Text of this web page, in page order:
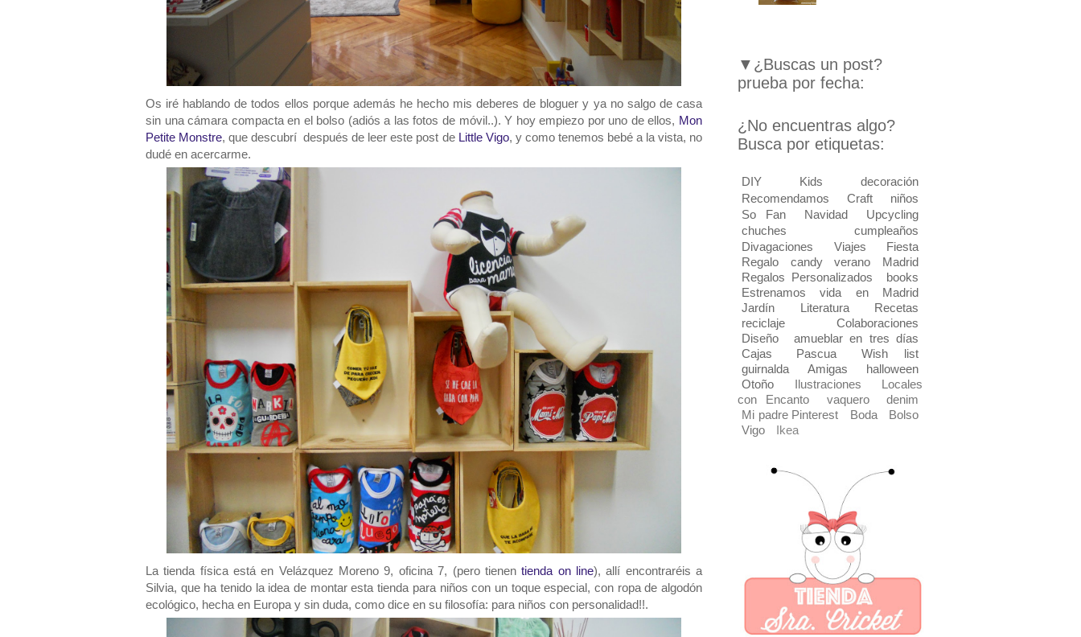
Os iré hablando de todos ellos porque además he hecho mis deberes de bloguer y ya no salgo de casa
sin una cámara compacta en el bolso (adiós a las fotos de móvil..). Y hoy empiezo por uno de ellos, Mon
Petite Monstre, que descubrí después de leer este post de Little Vigo, y como tenemos bebé a la vista, no
dudé en acercarme.
La tienda física está en Velázquez Moreno 9, oficina 7, (pero tienentienda on line), allí encontraréis a
Silvia, que ha tenido la idea de montar esta tienda para niños con un toque especial, con ropa de algodón
ecológico, hecha en Europa y sin duda, como dice en su filosofía: para niños con personalidad!!.
▼¿Buscas un post?
prueba por fecha:
¿No encuentras algo?
Busca por etiquetas:
DIY Kids
decoración
Recomendamos
Craft
niños
So Fan
Navidad
Upcycling
chuches
cumpleaños
Divagaciones
Viajes
Fiesta
Regalo
candy verano
Madrid
Regalos Personalizados
books
Estrenamos vida en Madrid
Jardín
Literatura
Recetas
reciclaje
Colaboraciones
Diseño
amueblar en tres días
Cajas
Pascua
Wish list
guirnalda
Amigas
halloween
Otoño
Ilustraciones
Locales
con Encanto
vaquero
denim
Mi padre Pinterest
Boda
Bolso
Vigo
Ikea